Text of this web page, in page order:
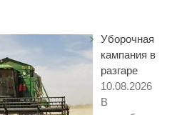
Уборочная
кампания в
разгаре
10.08.2026
В